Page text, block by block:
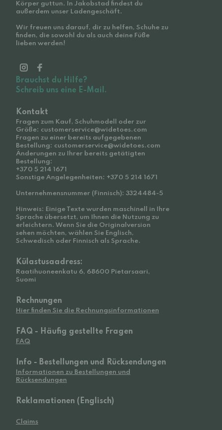
Körper guttun. In Jakobstad findest du
außerdem unser Ladengeschäft.
Wir freuen uns darauf, dir zu helfen, Schuhe zu
finden, die sowohl du als auch deine Füße
lieben werden!
Brauchst du Hilfe?
Schreib uns eine E-Mail.
Kontakt
Fragen zum Kauf, Schuhmodell oder zur
Größe: customerservice@widetoes.com
Fragen zu einer bereits aufgegebenen
Bestellung: customerservice@widetoes.com
Änderungen zu Ihrer bereits getätigten
Bestellung:
+370 5 214 1671
Sonstige Angelegenheiten: +370 5 214 1671
Unternehmensnummer (Finnisch): 3324484-5
Hinweis: Einige Texte wurden maschinell in Ihre
Sprache übersetzt, um Ihnen die Nutzung zu
erleichtern. Wenn Sie die Originalversion
sehen möchten, wählen Sie Englisch,
Schwedisch oder Finnisch als Sprache.
Külastusaadress:
Raatihuoneenkatu 6, 68600 Pietarsaari,
Suomi
Rechnungen
Hier finden Sie die Rechnungsinformationen
FAQ - Häufig gestellte Fragen
FAQ
Info - Bestellungen und Rücksendungen
Informationen zu Bestellungen und
Rücksendungen
Reklamationen (Englisch)
Claims